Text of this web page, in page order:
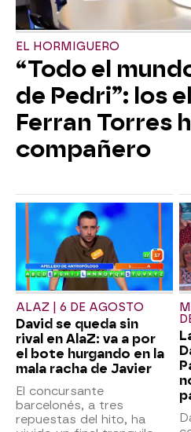
EL HORMIGUERO
“Todo el
de Pedri”: los
Ferran Torres
compañero
ALAZ | 6 DE AGOSTO
David se queda sin
rival en AlaZ: va a por
el bote hurgando en la
mala racha de Javier
El concursante
barcelonés, a tres
repuestas del hito, ha